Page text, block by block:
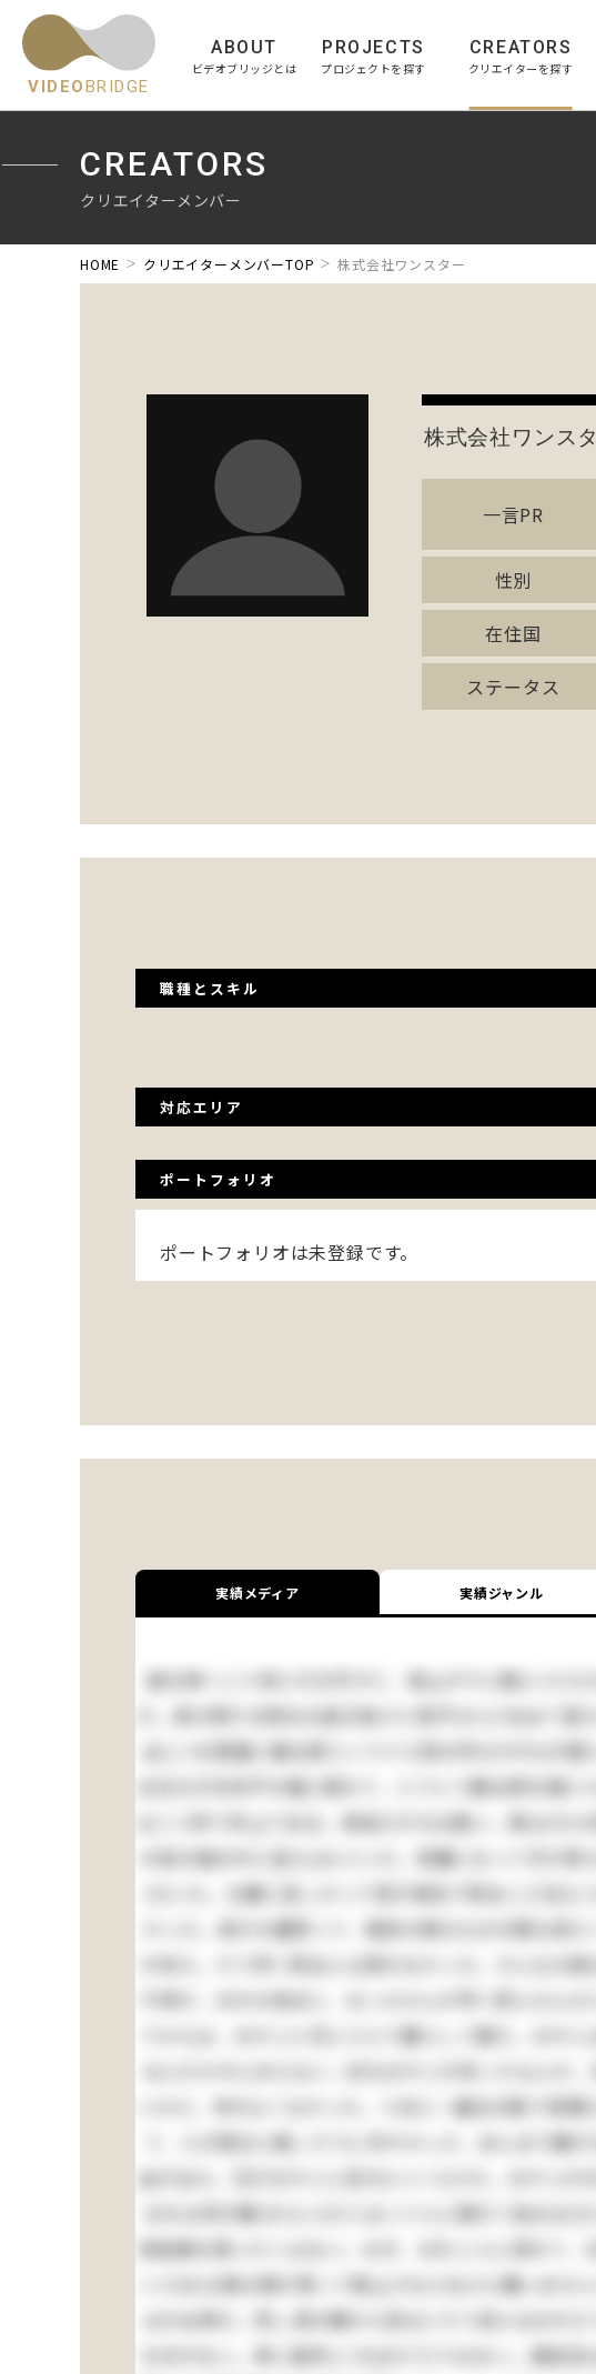
VIDEOBRIDGE
ABOUT
ビデオブリッジとは
PROJECTS
プロジェクトを探す
CREATORS
クリエイターを探す
CREATORS
クリエイターメンバー
HOME クリエイターメンバーTOP 株式会社ワンスター
株式会社ワンス
一言PR
性別
在住国
ステータス
職種とスキル
対応エリア
ポートフォリオ
ポートフォリオは未登録です。
実績メディア 実績ジャンル
庭を東へ二十歩に行き尽すと、南上がりに聊(いさ
だ。実の熟する時分は起き抜けに脊戸(せど)を出て
此(この)質屋に勘太郎という十三四の忰(せがれ)が
る日の夕方折戸の蔭に隠れて、とうとう勘太郎を捕(
は二つ許り年上である。弱虫だが力は強い。鉢(はち
の袷の袖の中に這入(はい)った。邪魔になって手が
び)いた。仕舞に苦しがって母が病気で死ぬ二三日(
かった。母が大層怒って、御前の様なものの顔は見
が来た。そう早く死ぬとは思わなかった。そんな大
不孝だ、おれの為めに、おっかさんが早く死んだ
でからは、おやじと兄と三人で暮らして居た。おや
なんだか今に分らない。妙なおやじが有ったもんだ
いから、仲がよくなかった。十日に一遍位の割で喧
て、人が困ると嬉しそうに冷やかした。あんまり腹
血が出た。兄がおやじに言付(いいつ)けた。おやじ
おれは何が嫌(きらい)だと云って人に隠れて自分丈(
色鉛筆を貰いたくはない。なぜ、おれ１人に呉れて
いさま)は御父様が買って御上げなさるから構いま
はせぬ男だ。然し清の眼から見るとそう見えるのだ
仕方がない。単に是許(こればかり)ではない。贔負